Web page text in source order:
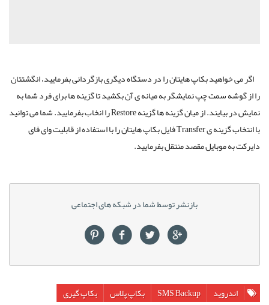
اگر می خواهید بکاپ هایتان را در دستگاه دیگری بازگردانی بفرمایید، انگشتتان
را از گوشه سمت چپ نمایشگر به میانه ی آن بکشید تا گزینه ها برای فرد شما به
نمایش در بیایند. از میان گزینه ها گزینهRestoreرا انخاب بفرمایید. شما می توانید
با انتخاب گزینه یTransferفایل بکاپ هایتان را با استفاده از قابلیت وای فای
دایرکت به موبایل مقصد منتقل بفرمایید.
بازنشر توسط شما در شبکه های اجتماعی
اندروید SMS Backup بکاپ پلاس
بکاپ گیری